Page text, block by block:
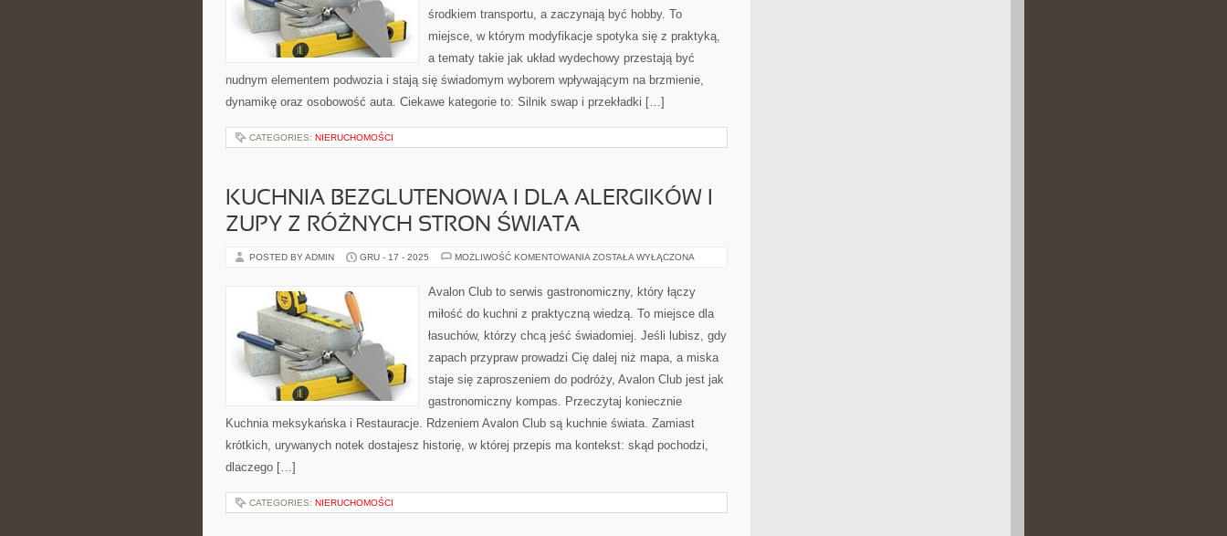
środkiem transportu, a zaczynają być hobby. To
miejsce, w którym modyfikacje spotyka się z praktyką,
a tematy takie jak układ wydechowy przestają być
nudnym elementem podwozia i stają się świadomym wyborem wpływającym na brzmienie,
dynamikę oraz osobowość auta. Ciekawe kategorie to: Silnik swap i przekładki […]
CATEGORIES: NIERUCHOMOŚCI
KUCHNIA BEZGLUTENOWA I DLA ALERGIKÓW I
ZUPY Z RÓŻNYCH STRON ŚWIATA
POSTED BY ADMIN GRU - 17 - 2025 MOŻLIWOŚĆ KOMENTOWANIA KUCHNIA
DLA
ALERGIKÓW
ZUPY
RÓŻNYCH
ŚWIATA
ZOSTAŁA WYŁĄCZONA
Avalon Club to serwis gastronomiczny, który łączy
miłość do kuchni z praktyczną wiedzą. To miejsce dla
łasuchów, którzy chcą jeść świadomiej. Jeśli lubisz, gdy
zapach przypraw prowadzi Cię dalej niż mapa, a miska
staje się zaproszeniem do podróży, Avalon Club jest jak
gastronomiczny kompas. Przeczytaj koniecznie
Kuchnia meksykańska i Restauracje. Rdzeniem Avalon Club są kuchnie świata. Zamiast
krótkich, urywanych notek dostajesz historię, w której przepis ma kontekst: skąd pochodzi,
dlaczego […]
CATEGORIES: NIERUCHOMOŚCI